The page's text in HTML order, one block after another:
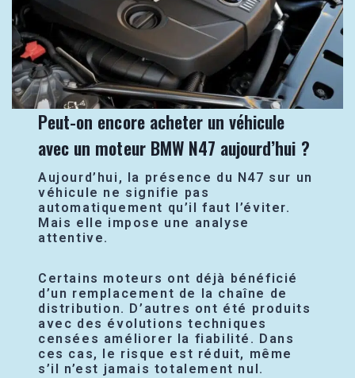
Peut-on encore acheter un véhicule
avec un moteur BMW N47 aujourd’hui ?
Aujourd’hui, la présence du N47 sur un
véhicule ne signifie pas
automatiquement qu’il faut l’éviter.
Mais elle impose une analyse
attentive.
Certains moteurs ont déjà bénéficié
d’un remplacement de la chaîne de
distribution. D’autres ont été produits
avec des évolutions techniques
censées améliorer la fiabilité. Dans
ces cas, le risque est réduit, même
s’il n’est jamais totalement nul.